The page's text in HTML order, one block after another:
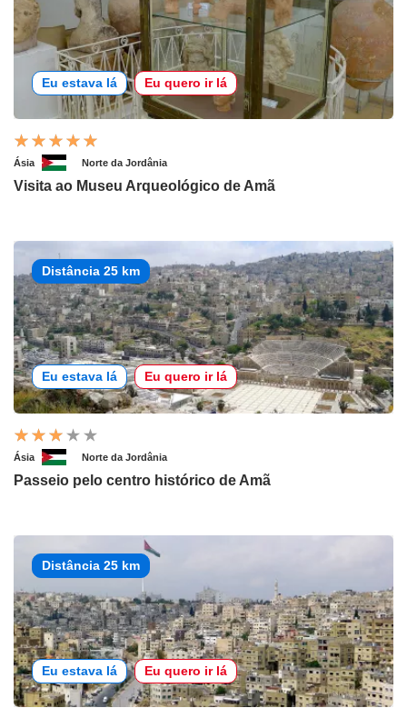
Eu estava lá Eu quero ir lá
Ásia Norte da Jordânia
Visita ao Museu Arqueológico de Amã
Distância 25 km
Eu estava lá Eu quero ir lá
Ásia Norte da Jordânia
Passeio pelo centro histórico de Amã
Distância 25 km
Eu estava lá Eu quero ir lá